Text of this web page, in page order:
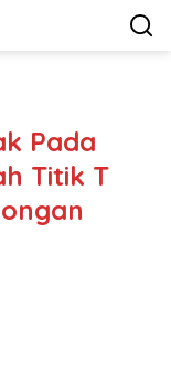
Pada
Titik T